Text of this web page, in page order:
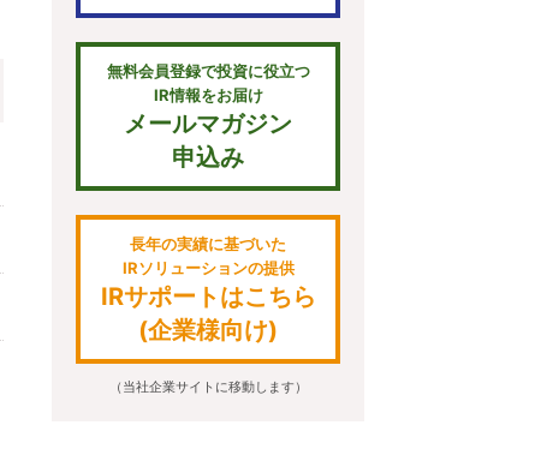
無料会員登録で投資に役立つ
IR情報をお届け
メールマガジン
申込み
長年の実績に基づいた
IRソリューションの提供
IRサポートはこちら
(企業様向け)
（当社企業サイトに移動します）